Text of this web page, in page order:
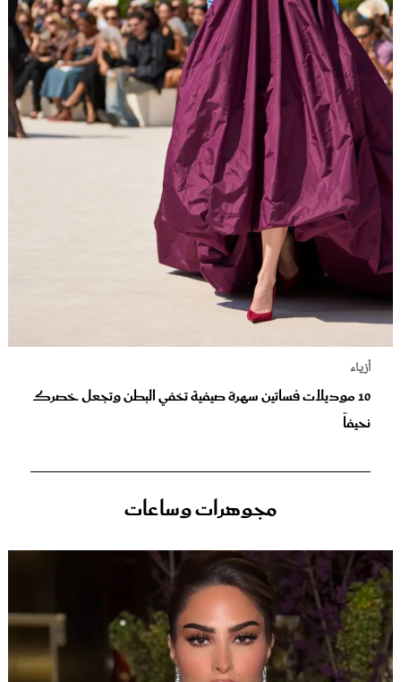
أزياء
10 موديلات فساتين سهرة صيفية تخفي البطن وتجعل خصرك
نحيفاً
مجوهرات وساعات